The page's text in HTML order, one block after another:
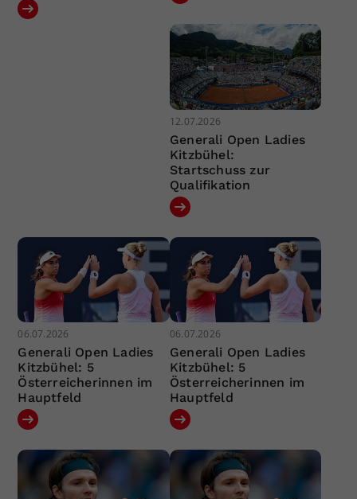
12.07.2026
Generali Open Ladies
Kitzbühel:
Startschuss zur
Qualifikation
06.07.2026
Generali Open Ladies
Kitzbühel: 5
Österreicherinnen im
Hauptfeld
06.07.2026
Generali Open Ladies
Kitzbühel: 5
Österreicherinnen im
Hauptfeld